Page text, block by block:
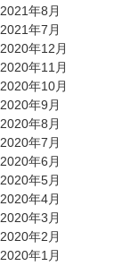
2021年8月
2021年7月
2020年12月
2020年11月
2020年10月
2020年9月
2020年8月
2020年7月
2020年6月
2020年5月
2020年4月
2020年3月
2020年2月
2020年1月